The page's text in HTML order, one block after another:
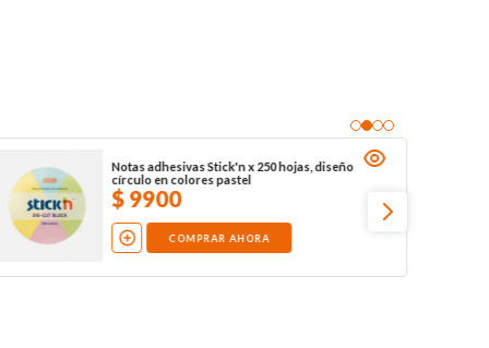
Notas adhesivas Stick'n x 250 hojas, diseño
círculo en colores pastel
$ 9900
COMPRAR AHORA